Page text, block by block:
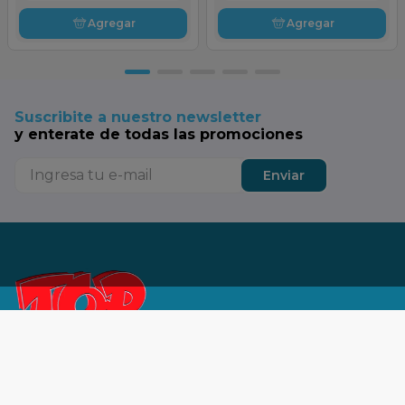
Agregar Agregar
Suscribite a nuestro newsletter
y enterate de todas las promociones
Enviar